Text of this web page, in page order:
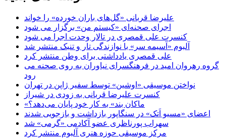
علیرضا قربانی «گل‌های باران خورده» را خواند
اجرای صحنه‌ای «کیستم من» برگزار می شود
کنسرت علی قمصری در تالار وحدت اجرا می شود
آلبوم «آسیمه سر» با نوازندگی تار و تنبک منتشر شد
علی قمصری یادداشتی برای وطن منتشر کرد
گروه رهروان امید در فرهنگسرای نیاوران به روی صحنه می
رود
نواختن موسیقی «اوشین» توسط سفیر ژاپن در تهران
کنسرت علیرضا قربانی به زودی در شیراز
«ماکان بند» به کار خود پایان می‌دهد؟
اعضای «مسیو اَتک» در سنگاپور بازداشت و بازجویی شدند
سهراب پورناظری عضو آکادمی «گرمی» شد
مرکز موسیقی حوزه هنری آلبوم منتشر کرد